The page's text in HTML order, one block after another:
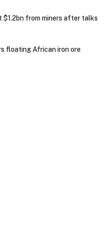
$1.2bn from miners after talks
floating African iron ore